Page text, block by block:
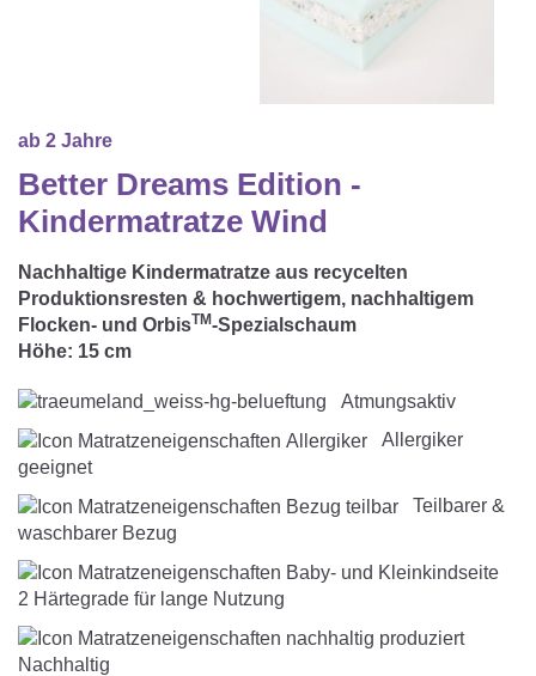
Matratzenschoner & -auflage
Puck-Schlafsack
Innenschlafsack
Kuschelkissen
STILLKISSEN & STILLTUCH
TEXTILIEN
Bettwäsche
Spannbettlaken
Bettschlange
Mulltücher
ENTWICKLUNGSFÖRDERUNG
Kuschelnest
Spezialkissen
Seitenlagerung
ZUBEHÖR
GESCHENKSETS & AKTIONEN
ab 2 Jahre
Better Dreams Edition -
Kindermatratze Wind
Nachhaltige Kindermatratze aus recycelten
Produktionsresten & hochwertigem, nachhaltigem
Flocken- und OrbisTM-Spezialschaum
Höhe: 15 cm
Atmungsaktiv
geeignet
waschbarer Bezug
2 Härtegrade für lange Nutzung
Nachhaltig